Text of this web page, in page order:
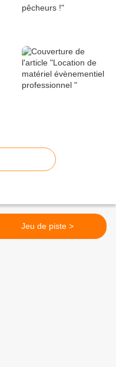
Jeu de piste >